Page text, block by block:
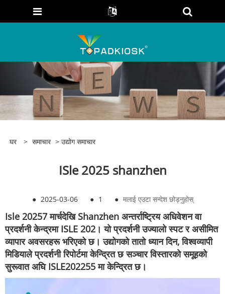
घर > समाचार > उद्योग समाचार
ISle 2025 shanzhen
● 2025-03-06 ● 1 ● मलाई एउटा सन्देश छोड्नुहोस्
Isle 20257 मार्चदेखि Shanzhen अन्तर्राष्ट्रिय अधिवेशन वा
प्रदर्शनी केन्द्रमा ISLE 202। यो प्रदर्शनी उज्यालो स्पट र असीमित
व्यापार अवसरहरू भरिएको छ। उद्योगको तातो ध्यान दिन, विश्वव्यापी
मिडियाले प्रदर्शनी रिपोर्टमा केन्द्रित छ सञ्चार विस्तारको समूहको
सुरूवात अघि ISLE202255 मा केन्द्रित छ।